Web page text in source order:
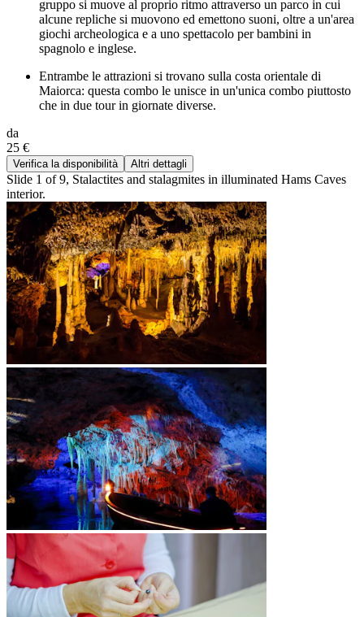
gruppo si muove al proprio ritmo attraverso un parco in cui
alcune repliche si muovono ed emettono suoni, oltre a un'area
giochi archeologica e a uno spettacolo per bambini in
spagnolo e inglese.
Entrambe le attrazioni si trovano sulla costa orientale di
Maiorca: questa combo le unisce in un'unica combo piuttosto
che in due tour in giornate diverse.
da
25 €
Verifica la disponibilità Altri dettagli
Slide 1 of 9, Stalactites and stalagmites in illuminated Hams Caves
interior.